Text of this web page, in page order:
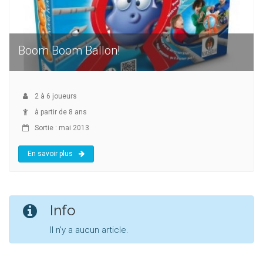
Boom Boom Ballon!
2 à 6 joueurs
à partir de 8 ans
Sortie : mai 2013
En savoir plus
Info
Il n'y a aucun article.